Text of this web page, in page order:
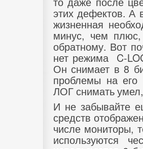
этих дефектов. А
жизненная
минус, чем плюс,
обратному. Вот
нет режима C-
Он снимает в 8
проблемы на
ЛОГ снимать
И не забывайте
средств
числе мониторы,
используются